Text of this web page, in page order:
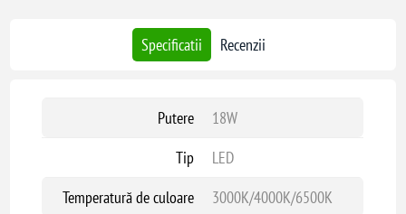
Specificatii Recenzii
Putere
18W
Tip
LED
Temperatură de culoare
3000K/4000K/6500K